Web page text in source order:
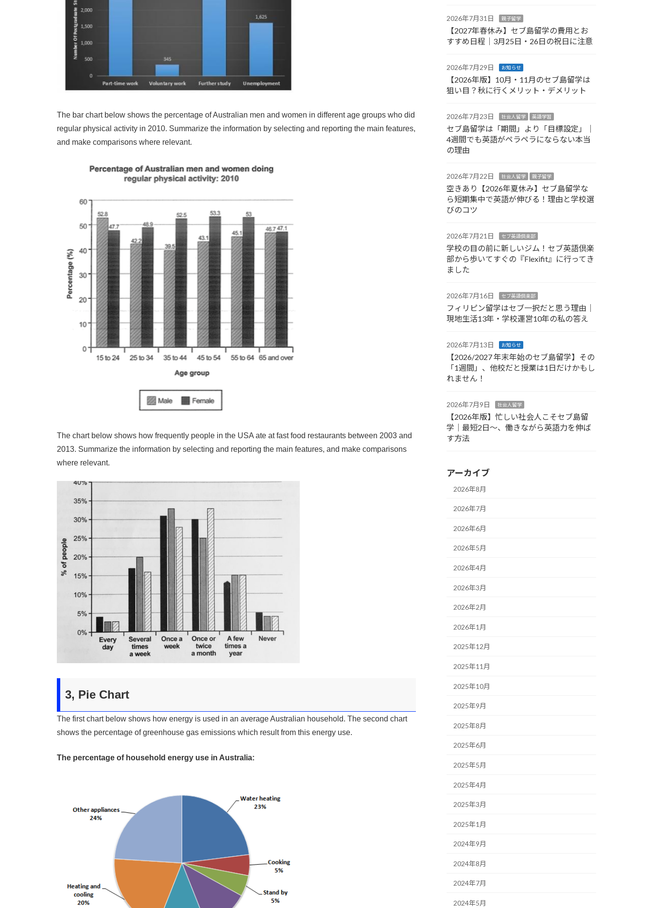
The bar chart below shows the percentage of Australian men and women in different age groups who did
regular physical activity in 2010. Summarize the information by selecting and reporting the main features,
and make comparisons where relevant.
The chart below shows how frequently people in the USA ate at fast food restaurants between 2003 and
2013. Summarize the information by selecting and reporting the main features, and make comparisons
where relevant.
3, Pie Chart
The first chart below shows how energy is used in an average Australian household. The second chart
shows the percentage of greenhouse gas emissions which result from this energy use.
The percentage of household energy use in Australia:
2026年7月31日 親子留学
【2027年春休み】セブ島留学の費用とお
すすめ日程｜3月25日・26日の祝日に注意
2026年7月29日 お知らせ
【2026年版】10月・11月のセブ島留学は
狙い目？秋に行くメリット・デメリット
2026年7月23日 社会人留学 英語学習
セブ島留学は「期間」より「目標設定」｜
4週間でも英語がペラペラにならない本当
の理由
2026年7月22日 社会人留学 親子留学
空きあり【2026年夏休み】セブ島留学な
ら短期集中で英語が伸びる！理由と学校選
びのコツ
2026年7月21日 セブ英語倶楽部
学校の目の前に新しいジム！セブ英語倶楽
部から歩いてすぐの『Flexifit』に行ってき
ました
2026年7月16日 セブ英語倶楽部
フィリピン留学はセブ一択だと思う理由｜
現地生活13年・学校運営10年の私の答え
2026年7月13日 お知らせ
【2026/2027 年末年始のセブ島留学】その
「1週間」、他校だと授業は1日だけかもし
れません！
2026年7月9日 社会人留学
【2026年版】忙しい社会人こそセブ島留
学｜最短2日〜、働きながら英語力を伸ば
す方法
アーカイブ
2026年8月
2026年7月
2026年6月
2026年5月
2026年4月
2026年3月
2026年2月
2026年1月
2025年12月
2025年11月
2025年10月
2025年9月
2025年8月
2025年6月
2025年5月
2025年4月
2025年3月
2025年1月
2024年9月
2024年8月
2024年7月
2024年5月